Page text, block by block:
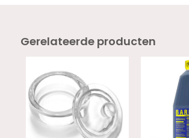
Gerelateerde producten